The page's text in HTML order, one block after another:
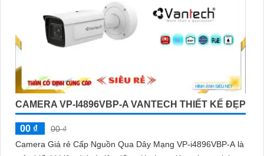
CAMERA VP-I4896VBP-A VANTECH THIẾT KẾ ĐẸP
00 ₫
00 ₫
Camera Giá rẻ Cấp Nguồn Qua Dây Mạng VP-i4896VBP-A là